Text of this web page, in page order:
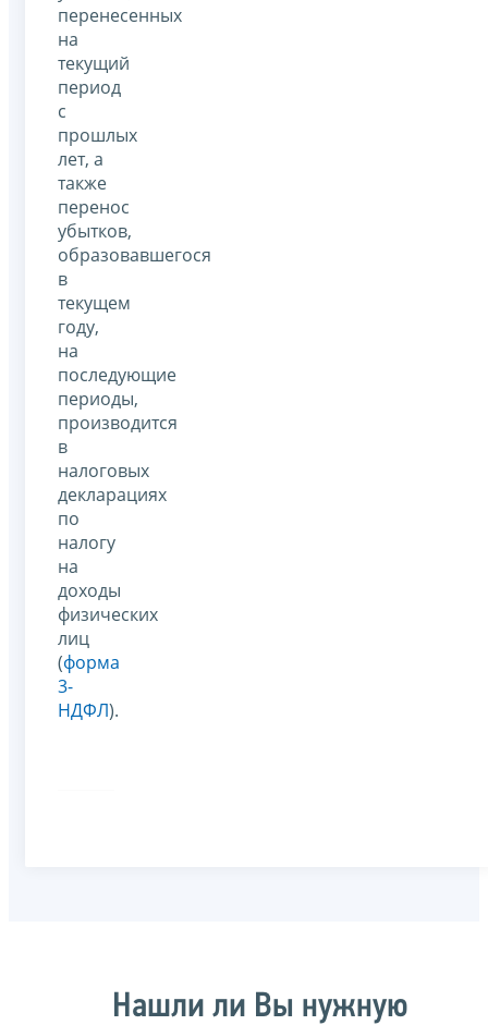
перенесенных
на
текущий
период
с
прошлых
лет, а
также
перенос
убытков,
образовавшегося
в
текущем
году,
на
последующие
периоды,
производится
в
налоговых
декларациях
по
налогу
на
доходы
физических
лиц
(форма
3-
НДФЛ).
Нашли ли Вы нужную